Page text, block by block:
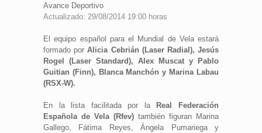
Avance Deportivo
Actualizado: 29/08/2014 19:00 horas
El equipo español para el Mundial de Vela estará
formado porAlicia Cebrián (Laser Radial), Jesús
Rogel (Laser Standard), Alex Muscat y Pablo
Guitian (Finn), Blanca Manchón y Marina Labau
(RSX-W).
En la lista facilitada por la
Real Federación
Española de Vela (Rfev) también figuran Marina
Gallego, Fátima Reyes, Ángela Pumariega y